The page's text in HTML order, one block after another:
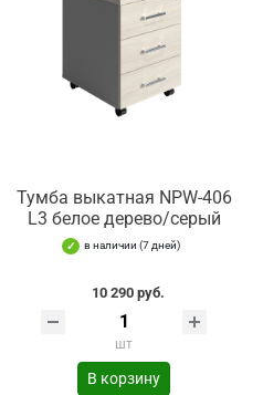
Тумба выкатная NPW-406
L3 белое дерево/серый
в наличии (7 дней)
10 290 руб.
шт
В корзину